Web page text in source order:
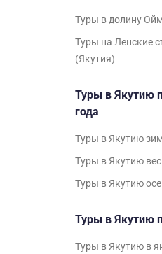
Туры в долину
Туры на Ленские
(Якутия)
Туры в Якутию
года
Туры в Якутию
Туры в Якутию
Туры в Якутию
Туры в Якутию
Туры в Якутию в